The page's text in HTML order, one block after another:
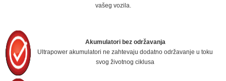
vašeg vozila.
Akumulatori bez održavanja
Ultrapower akumulatori ne zahtevaju dodatno održavanje u toku
svog životnog ciklusa